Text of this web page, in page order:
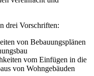
drei Vorschriften:
von Bebauungsplänen
vom Einfügen in die
von Wohngebäuden